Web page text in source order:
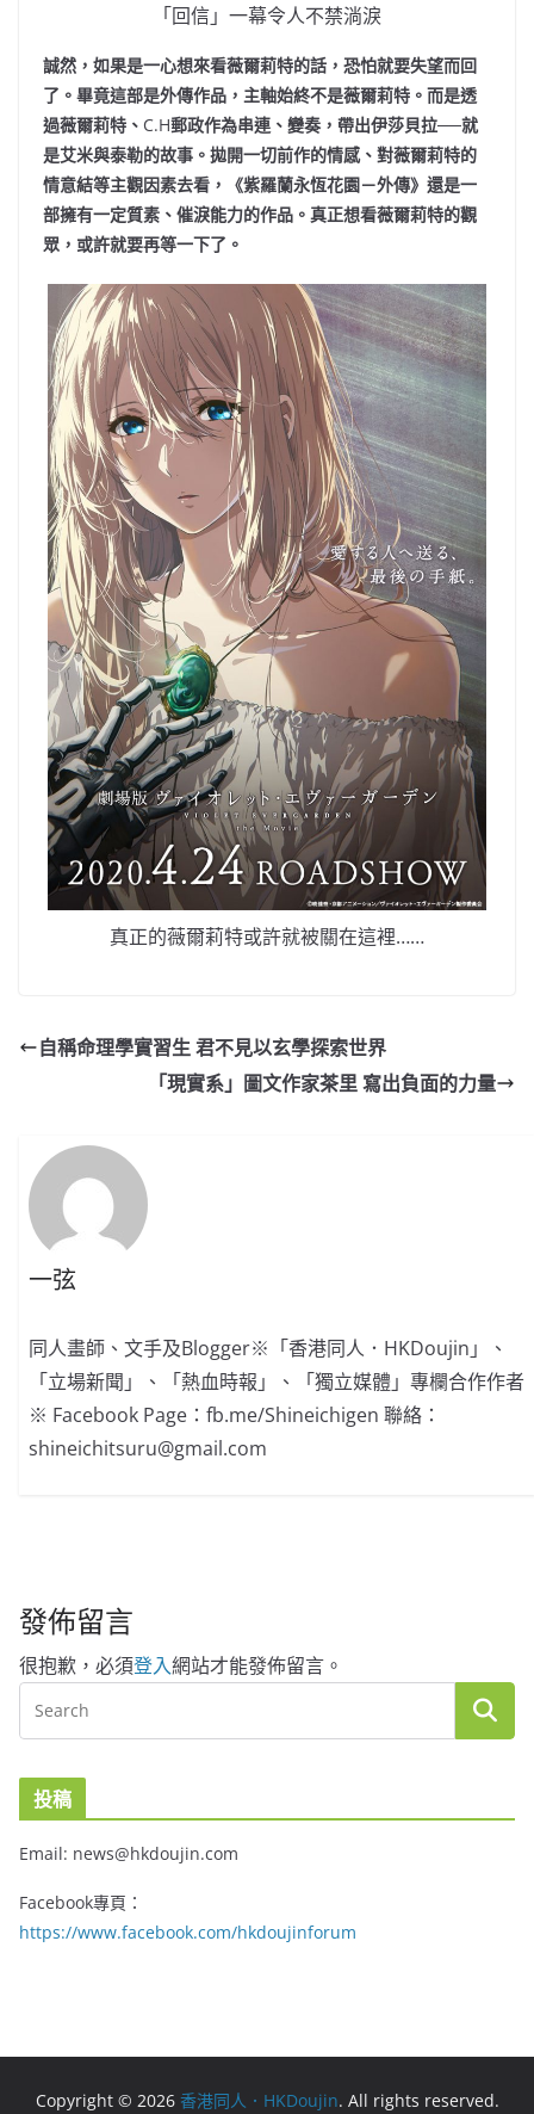
「回信」一幕令人不禁淌淚
誠然，如果是一心想來看薇爾莉特的話，恐怕就要失望而回
了。畢竟這部是外傳作品，主軸始終不是薇爾莉特。而是透
過薇爾莉特、 C.H郵政作為串連、變奏，帶出伊莎貝拉──就
是艾米與泰勒的故事。拋開一切前作的情感、對薇爾莉特的
情意結等主觀因素去看，《紫羅蘭永恆花園－外傳》還是一
部擁有一定質素、催淚能力的作品。真正想看薇爾莉特的觀
眾，或許就要再等一下了。
真正的薇爾莉特或許就被關在這裡……
自稱命理學實習生 君不見以玄學探索世界
「現實系」圖文作家茶里 寫出負面的力量
一弦
同人畫師、文手及Blogger※「香港同人．HKDoujin」、
「立場新聞」、「熱血時報」、「獨立媒體」專欄合作作者
※ Facebook Page：fb.me/Shineichigen 聯絡：
shineichitsuru@gmail.com
發佈留言
很抱歉，必須登入網站才能發佈留言。
投稿
Email: news@hkdoujin.com
Facebook專頁：
https://www.facebook.com/hkdoujinforum
Copyright © 2026 香港同人．HKDoujin. All rights reserved.